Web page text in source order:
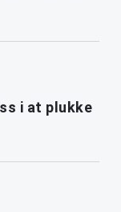
i at plukke